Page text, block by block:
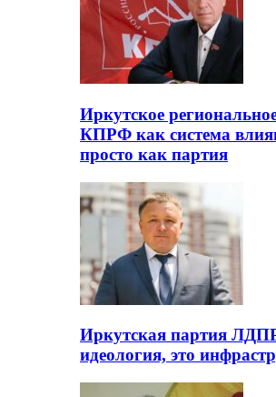
Иркутское
КПРФ как система
просто как партия
Иркутская партия
идеология, это